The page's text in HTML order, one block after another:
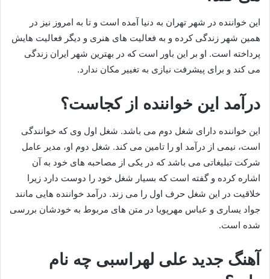
این خواننده در شهر تهران به دنیا آمده است و تا به امروز نیز در
همین شهر زندگی کرده و به فعالیت های هنری و دیگر فعالیت هایش
پرداخته است. او بر این باور است که در بهترین شهر ایران زندگی
می کند و برای پیشرفت نیازی به تغییر مکان ندارد.
درآمد این خواننده از کجاست؟
این خواننده دارای شغل دوم می باشد. شغل اول وی که خوانندگی
است، نیمی از درآمد او را تامین می کند. شغل دوم او، مدیر عامل
شرکت تبلیغاتی می باشد که در یکی از مصاحبه های خود به آن
اشاره کرده و گفته است که بسیار شغل خود را دوست دارد زیرا
خلاقیت در این شغل حرف اول را می زند. درآمد خواننده هایی مانند
جواد یساری و عباس مهرپویا در متن های مربوط به خودشان بررسی
شده است.
آهنگ جدید علی لهراسبی چه نام